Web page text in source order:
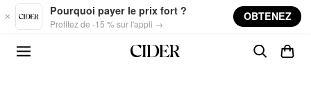
Skip to main content
Pourquoi payer le prix fort ?
Profitez de -15 % sur l'appli →
OBTENEZ